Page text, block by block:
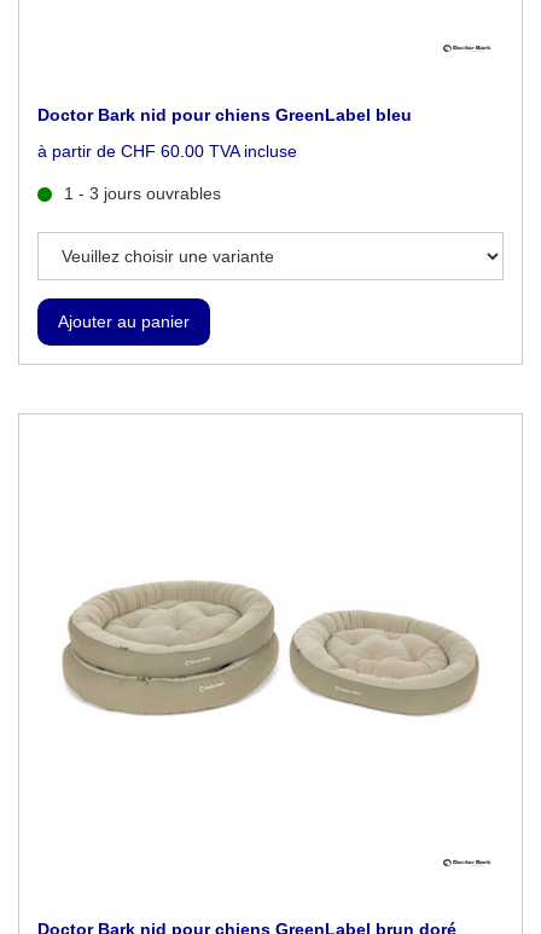
Doctor Bark nid pour chiens GreenLabel bleu
à partir de CHF 60.00 TVA incluse
1 - 3 jours ouvrables
Doctor Bark nid pour chiens GreenLabel brun doré